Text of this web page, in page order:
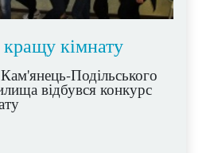
кімнату
Подільського
відбувся конкурс